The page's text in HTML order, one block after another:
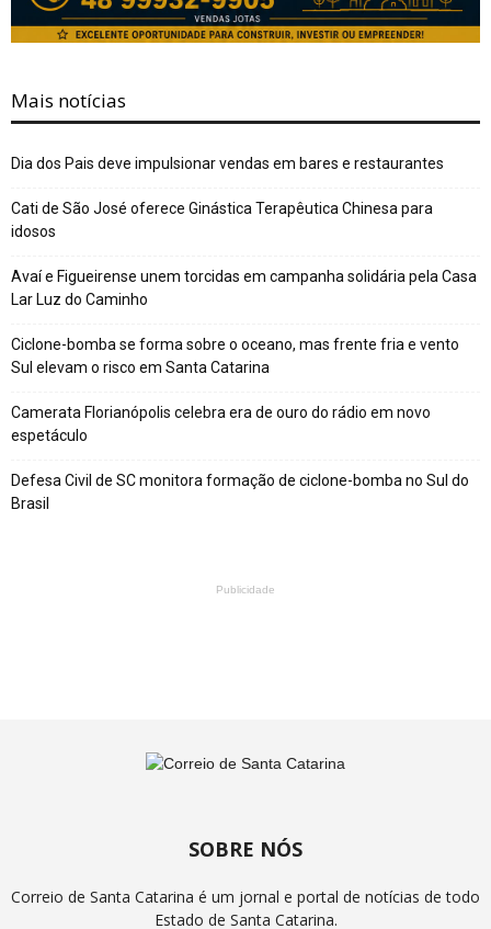
Mais notícias
Dia dos Pais deve impulsionar vendas em bares e restaurantes
Cati de São José oferece Ginástica Terapêutica Chinesa para
idosos
Avaí e Figueirense unem torcidas em campanha solidária pela Casa
Lar Luz do Caminho
Ciclone-bomba se forma sobre o oceano, mas frente fria e vento
Sul elevam o risco em Santa Catarina
Camerata Florianópolis celebra era de ouro do rádio em novo
espetáculo
Defesa Civil de SC monitora formação de ciclone-bomba no Sul do
Brasil
Publicidade
SOBRE NÓS
Correio de Santa Catarina é um jornal e portal de notícias de todo
Estado de Santa Catarina.